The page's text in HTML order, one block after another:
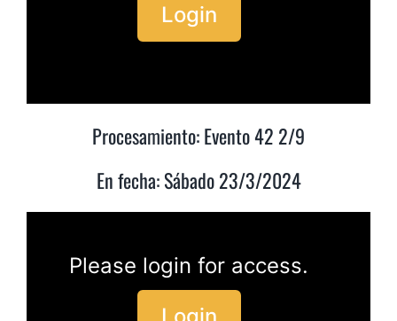
Login
Procesamiento: Evento 42 2/9
En fecha: Sábado 23/3/2024
Please login for access.